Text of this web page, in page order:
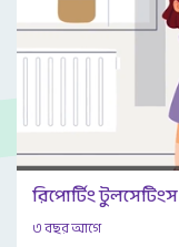
রিপোর্টিং টুলসেটিংস
৩ বছর আগে